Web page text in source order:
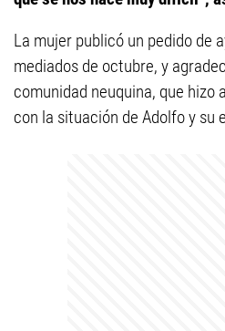
La mujer publicó un pedido de
mediados de octubre, y
comunidad neuquina, que hizo
con la situación de Adolfo y su